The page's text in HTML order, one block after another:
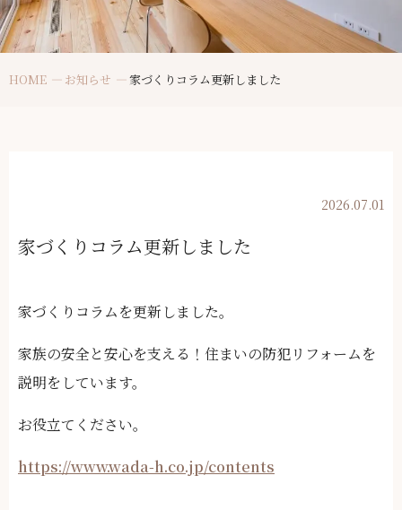
HOME お知らせ 家づくりコラム更新しました
2026.07.01
家づくりコラム更新しました
家づくりコラムを更新しました。
家族の安全と安心を支える！住まいの防犯リフォームを
説明をしています。
お役立てください。
https://www.wada-h.co.jp/contents